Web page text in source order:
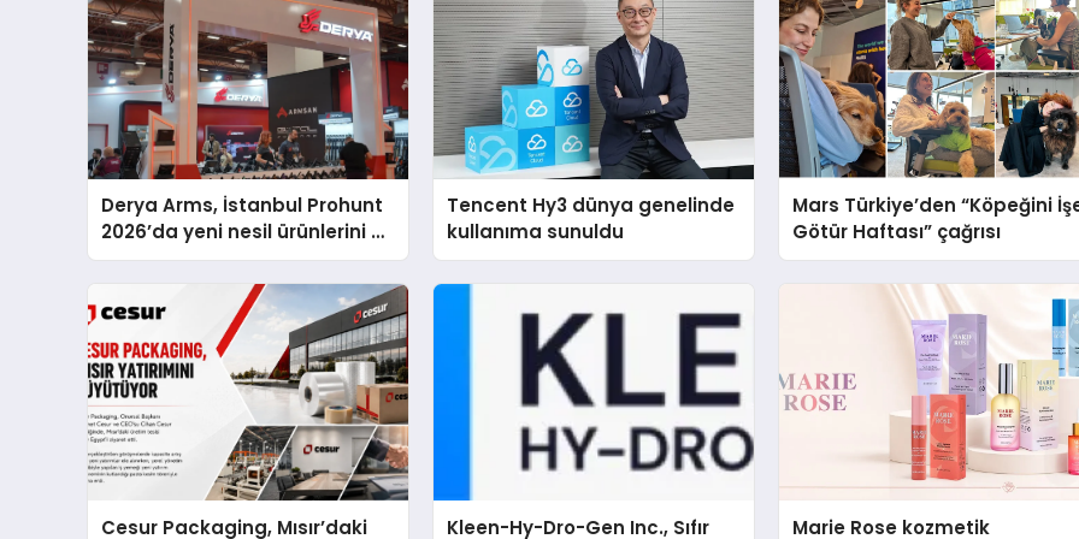
Derya Arms, İstanbul Prohunt
2026’da yeni nesil ürünlerini ve
global marka vizyonunu
Tencent Hy3 dünya genelinde
kullanıma sunuldu
Mars Türkiye’den “Köpeğini
Götür Haftası” çağrısı
Cesur Packaging, Mısır’daki Kleen-Hy-Dro-Gen Inc., Sıfır Marie Rose kozmetik